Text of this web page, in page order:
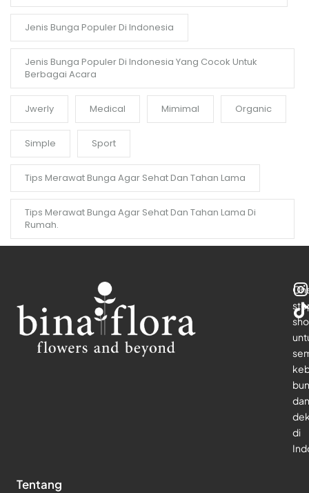
Jenis Bunga Populer Di Indonesia
Jenis Bunga Populer Di Indonesia Yang Cocok Untuk
Berbagai Acara
Jwerly Medical Mimimal Organic
Simple Sport
Tips Merawat Bunga Agar Sehat Dan Tahan Lama
Tips Merawat Bunga Agar Sehat Dan Tahan Lama Di
Rumah.
dan
di
Tentang